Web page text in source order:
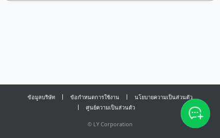
ข้อมูลบริษัท ข้อกำหนดการใช้งาน
นโยบายความเป็นส่วนตัว
ศูนย์ความเป็นส่วนตัว
© LY Corporation